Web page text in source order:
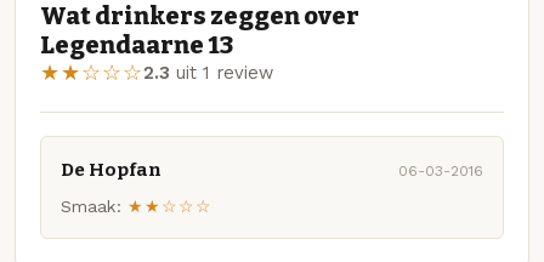
Wat drinkers zeggen over
Legendaarne 13
★★☆☆☆2.3 uit 1 review
De Hopfan 06-03-2016
Smaak: ★★☆☆☆